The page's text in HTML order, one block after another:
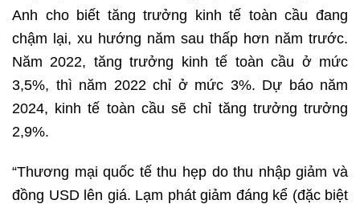
Anh cho biết tăng trưởng kinh tế toàn cầu đang
chậm lại, xu hướng năm sau thấp hơn năm trước.
Năm 2022, tăng trưởng kinh tế toàn cầu ở mức
3,5%, thì năm 2022 chỉ ở mức 3%. Dự báo năm
2024, kinh tế toàn cầu sẽ chỉ tăng trưởng trưởng
2,9%.
“Thương mại quốc tế thu hẹp do thu nhập giảm và
đồng USD lên giá. Lạm phát giảm đáng kể (đặc biệt